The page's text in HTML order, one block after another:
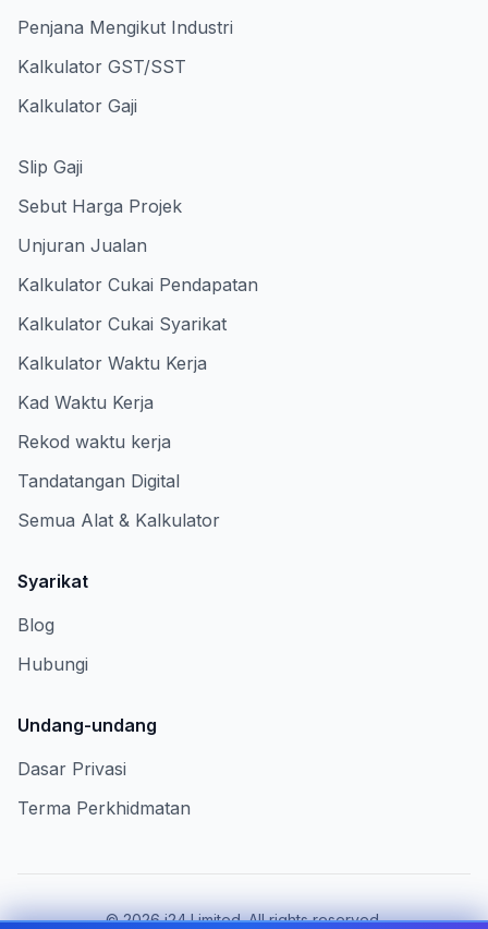
Penjana Mengikut Industri
Kalkulator GST/SST
Kalkulator Gaji
Slip Gaji
Sebut Harga Projek
Unjuran Jualan
Kalkulator Cukai Pendapatan
Kalkulator Cukai Syarikat
Kalkulator Waktu Kerja
Kad Waktu Kerja
Rekod waktu kerja
Tandatangan Digital
Semua Alat & Kalkulator
Syarikat
Blog
Hubungi
Undang-undang
Dasar Privasi
Terma Perkhidmatan
©2026i24 Limited. All rights reserved.